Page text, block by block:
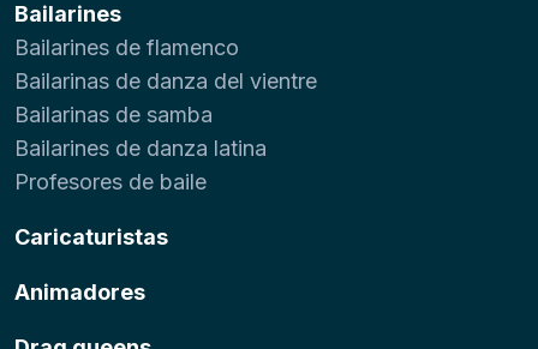
Bailarines
Bailarines de flamenco
Bailarinas de danza del vientre
Bailarinas de samba
Bailarines de danza latina
Profesores de baile
Caricaturistas
Animadores